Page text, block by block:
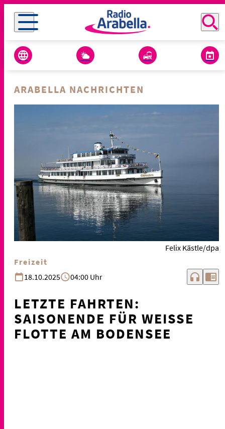
ARABELLA NACHRICHTEN
Felix Kästle/dpa
Freizeit
18.10.2025
04:00 Uhr headphones chrome_reader_mode
LETZTE FAHRTEN:
SAISONENDE FÜR WEISSE F
LOTTE AM BODENSEE